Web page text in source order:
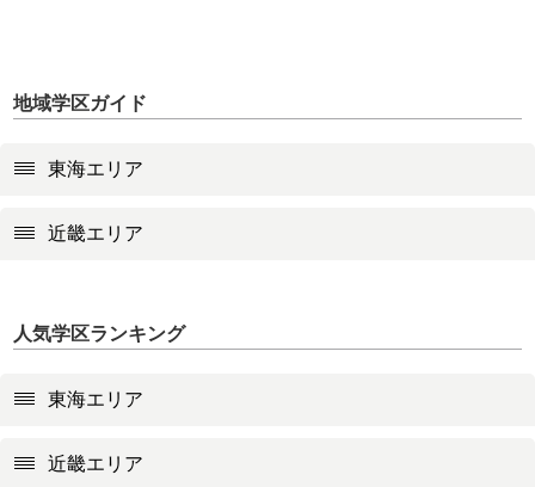
地域学区ガイド
東海エリア
近畿エリア
人気学区ランキング
東海エリア
近畿エリア